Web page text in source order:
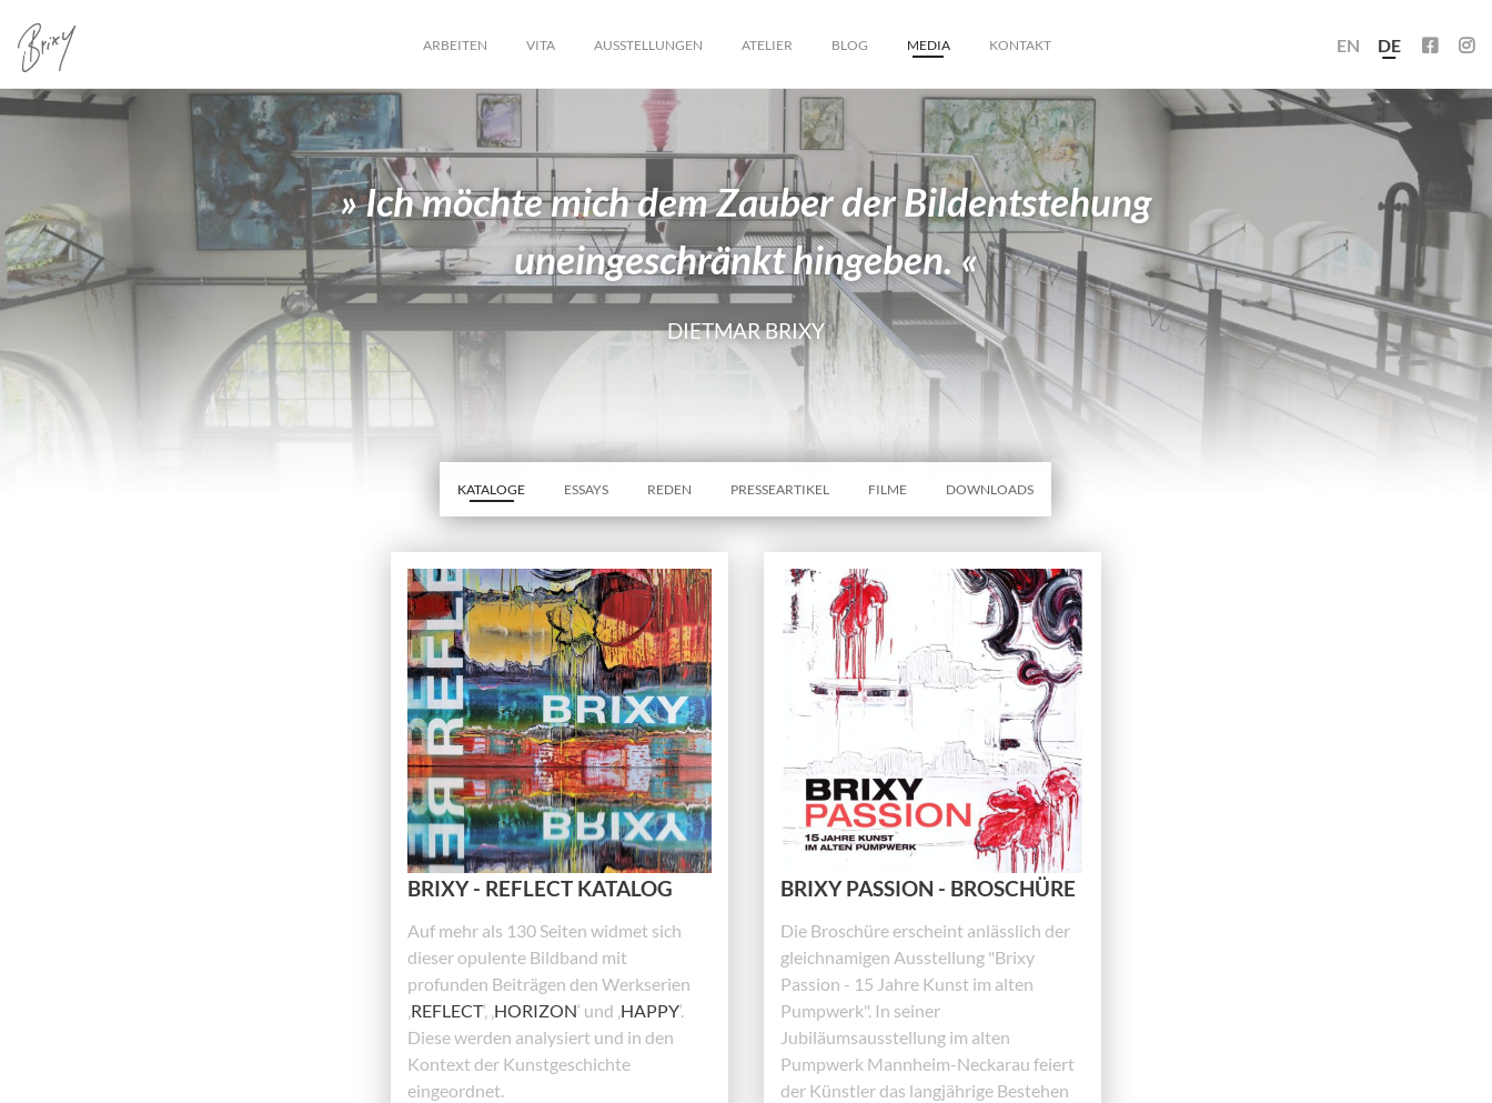
ARBEITEN VITA AUSSTELLUNGEN ATELIER BLOG MEDIA KONTAKT EN DE
» Ich möchte mich dem Zauber der Bildentstehung
uneingeschränkt hingeben. «
DIETMAR BRIXY
KATALOGE ESSAYS REDEN PRESSEARTIKEL FILME DOWNLOADS
BRIXY - REFLECT KATALOG
Auf mehr als 130 Seiten widmet sich
dieser opulente Bildband mit
profunden Beiträgen den Werkserien
‚REFLECT‘‚ ‚HORIZON‘ und ‚HAPPY‘.
Diese werden analysiert und in den
Kontext der Kunstgeschichte
eingeordnet.
BRIXY PASSION - BROSCHÜRE
Die Broschüre erscheint anlässlich der
gleichnamigen Ausstellung "Brixy
Passion - 15 Jahre Kunst im alten
Pumpwerk". In seiner
Jubiläumsausstellung im alten
Pumpwerk Mannheim-Neckarau feiert
der Künstler das langjährige Bestehen